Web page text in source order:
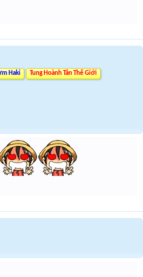
Haki Tung Hoành Tân Thế Giới